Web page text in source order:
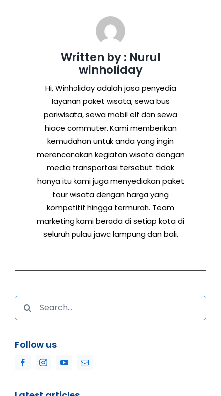
Written by : Nurul
winholiday
Hi, Winholiday adalah jasa penyedia
layanan paket wisata, sewa bus
pariwisata, sewa mobil elf dan sewa
hiace commuter. Kami memberikan
kemudahan untuk anda yang ingin
merencanakan kegiatan wisata dengan
media transportasi tersebut. tidak
hanya itu kami juga menyediakan paket
tour wisata dengan harga yang
kompetitif hingga termurah. Team
marketing kami berada di setiap kota di
seluruh pulau jawa lampung dan bali.
Search
Follow us